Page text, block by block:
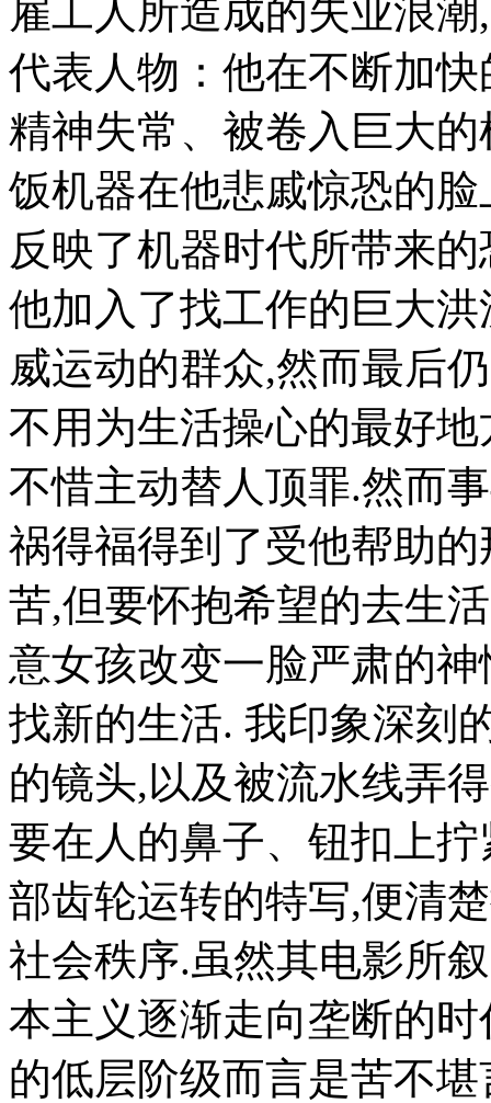
雇工人所造成的失业浪
代表人物：他在不断加
精神失常、被卷入巨大
饭机器在他悲戚惊恐的
反映了机器时代所带来
他加入了找工作的巨大
威运动的群众,然而最后
不用为生活操心的最好
不惜主动替人顶罪.然而
祸得福得到了受他帮助
苦,但要怀抱希望的去生
意女孩改变一脸严肃的
找新的生活. 我印象深刻
的镜头,以及被流水线弄
要在人的鼻子、钮扣上
部齿轮运转的特写,便清
社会秩序.虽然其电影所
本主义逐渐走向垄断的
的低层阶级而言是苦不